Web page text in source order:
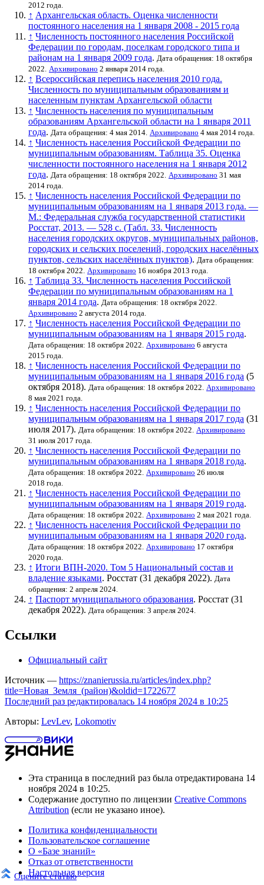
Оцените статью
2012 года.
↑ Архангельская область. Оценка численности
постоянного населения на 1 января 2008 - 2015 года
↑ Численность постоянного населения Российской
Федерации по городам, поселкам городского типа и
районам на 1 января 2009 года. Дата обращения: 18 октября
2022. Архивировано 2 января 2014 года.
↑ Всероссийская перепись населения 2010 года.
Численность по муниципальным образованиям и
населенным пунктам Архангельской области
↑ Численность населения по муниципальным
образованиям Архангельской области на 1 января 2011
года. Дата обращения: 4 мая 2014. Архивировано 4 мая 2014 года.
↑ Численность населения Российской Федерации по
муниципальным образованиям. Таблица 35. Оценка
численности постоянного населения на 1 января 2012
года. Дата обращения: 18 октября 2022. Архивировано 31 мая
2014 года.
↑ Численность населения Российской Федерации по
муниципальным образованиям на 1 января 2013 года. —
М.: Федеральная служба государственной статистики
Росстат, 2013. — 528 с. (Табл. 33. Численность
населения городских округов, муниципальных районов,
городских и сельских поселений, городских населённых
пунктов, сельских населённых пунктов). Дата обращения:
18 октября 2022. Архивировано 16 ноября 2013 года.
↑ Таблица 33. Численность населения Российской
Федерации по муниципальным образованиям на 1
января 2014 года. Дата обращения: 18 октября 2022.
Архивировано 2 августа 2014 года.
↑ Численность населения Российской Федерации по
муниципальным образованиям на 1 января 2015 года.
Дата обращения: 18 октября 2022. Архивировано 6 августа
2015 года.
↑ Численность населения Российской Федерации по
муниципальным образованиям на 1 января 2016 года (5
октября 2018). Дата обращения: 18 октября 2022. Архивировано
8 мая 2021 года.
↑ Численность населения Российской Федерации по
муниципальным образованиям на 1 января 2017 года (31
июля 2017). Дата обращения: 18 октября 2022. Архивировано
31 июля 2017 года.
↑ Численность населения Российской Федерации по
муниципальным образованиям на 1 января 2018 года.
Дата обращения: 18 октября 2022. Архивировано 26 июля
2018 года.
↑ Численность населения Российской Федерации по
муниципальным образованиям на 1 января 2019 года.
Дата обращения: 18 октября 2022. Архивировано 2 мая 2021 года.
↑ Численность населения Российской Федерации по
муниципальным образованиям на 1 января 2020 года.
Дата обращения: 18 октября 2022. Архивировано 17 октября
2020 года.
↑ Итоги ВПН-2020. Том 5 Национальный состав и
владение языками. Росстат (31 декабря 2022). Дата
обращения: 2 апреля 2024.
↑ Паспорт муниципального образования. Росстат (31
декабря 2022). Дата обращения: 3 апреля 2024.
Ссылки
Официальный сайт
Источник — https://znanierussia.ru/articles/index.php?
title=Новая_Земля_(район)&oldid=1722677
Последний раз редактировалась 14 ноября 2024 в 10:25
Авторы: LevLev, Lokomotiv
Эта страница в последний раз была отредактирована 14
ноября 2024 в 10:25.
Содержание доступно по лицензии Creative Commons
Attribution (если не указано иное).
Политика конфиденциальности
Пользовательское соглашение
О «Базе знаний»
Отказ от ответственности
Настольная версия